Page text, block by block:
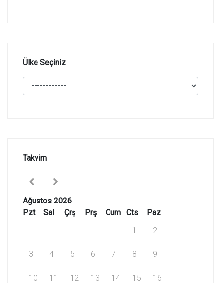
Ülke Seçiniz
Takvim
Ağustos 2026
Pzt
Sal Çrş Prş Cum Cts
Paz
1
2
3 4 5 6 7 8 9
10 11 12 13 14 15 16